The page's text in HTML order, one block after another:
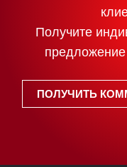
Получите
ПОЛУЧИТЬ